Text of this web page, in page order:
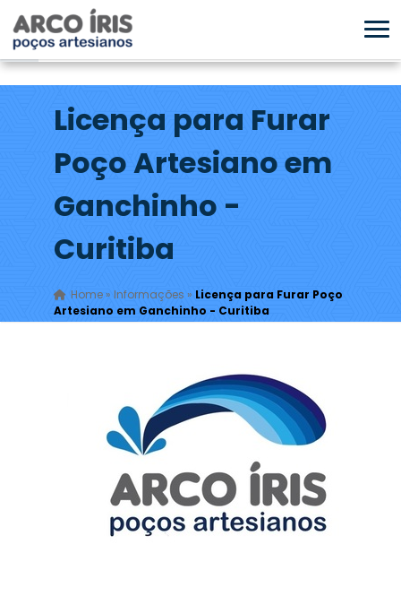
Licença para Furar
Poço Artesiano em
Ganchinho -
Curitiba
Home» Informações » Licença para Furar Poço
Artesiano em Ganchinho - Curitiba